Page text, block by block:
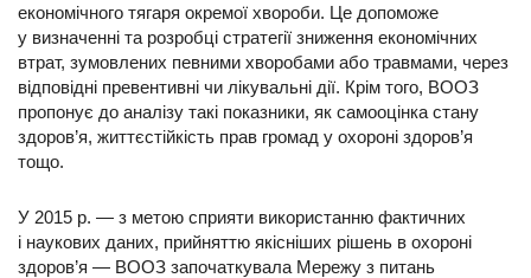
економічного тягаря окремої хвороби. Це допоможе
у визначенні та розробці стратегії зниження економічних
втрат, зумовлених певними хворобами або травмами, через
відповідні превентивні чи лікувальні дії. Крім того, ВООЗ
пропонує до аналізу такі показники, як самооцінка стану
здоров’я, життєстійкість прав громад у охороні здоров’я
тощо.
У 2015 р. — з метою сприяти використанню фактичних
і наукових даних, прийняттю якісніших рішень в охороні
здоров’я — ВООЗ започаткувала Мережу з питань